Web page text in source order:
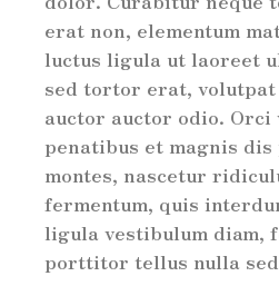
erat non, elementum
luctus ligula ut laoreet
sed tortor erat,
auctor auctor odio. Orci
penatibus et magnis
montes, nascetur
fermentum, quis
ligula vestibulum diam,
porttitor tellus nulla